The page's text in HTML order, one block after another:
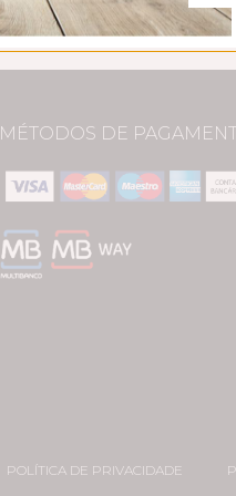
MÉTODOS DE
POLÍTICA DE PRIVACIDADE